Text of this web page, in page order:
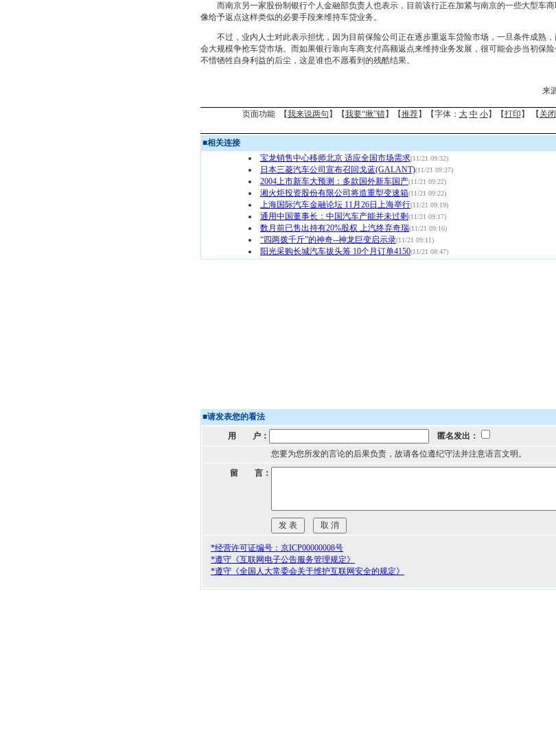
而南京另一家股份制银行个人金融部负责人也表示，目前该行正在加紧与南京的一些大型车商
像给予返点这样类似的必要手段来维持车贷业务。
不过，业内人士对此表示担忧，因为目前保险公司正在逐步重返车贷险市场，一旦条件成熟，
会大规模争抢车贷市场。而如果银行靠向车商支付高额返点来维持业务发展，很可能会步当初保
不惜牺牲自身利益的后尘，这是谁也不愿看到的残酷结果。
来
页面功能 【我来说两句 】【我要“揪”错】【推荐】【字体： 大 中 小】【打印 】 【 关闭
■相关连接
宝龙销售中心移师北京 适应全国市场需求(11/21 09:32)
日本三菱汽车公司宣布召回戈蓝(GALANT)(11/21 09:27)
2004上市新车大预测：多款国外新车国产(11/21 09:22)
湘火炬投资股份有限公司将造重型变速箱(11/21 09:22)
上海国际汽车金融论坛 11月26日上海举行(11/21 09:19)
通用中国董事长：中国汽车产能并未过剩(11/21 09:17)
数月前已售出持有20%股权 上汽终弃奇瑞(11/21 09:16)
“四两拨千斤”的神奇--神龙巨变启示录(11/21 09:11)
阳光采购长城汽车拔头筹 10个月订单4150(11/21 08:47)
■请发表您的看法
用 户：
匿名发出：
您要为您所发的言论的后果负责，故请各位遵纪守法并注意语言文明。
留 言：
*经营许可证编号：京ICP00000008号
*遵守《互联网电子公告服务管理规定》
*遵守《全国人大常委会关于维护互联网安全的规定》